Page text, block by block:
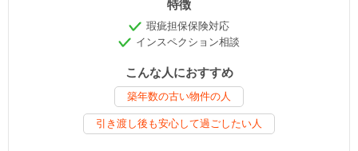
特徴
瑕疵担保保険対応
インスペクション相談
こんな人におすすめ
築年数の古い物件の人
引き渡し後も安心して過ごしたい人